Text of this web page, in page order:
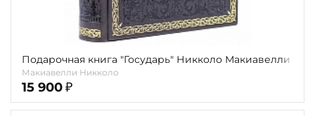
Подарочная книга "Государь" Никколо Макиавелли
Макиавелли Никколо
15 900 ₽